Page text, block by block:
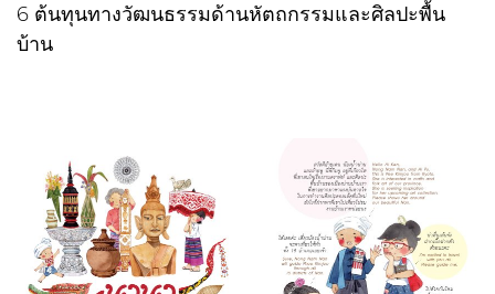
6 ต้นทุนทางวัฒนธรรมด้านหัตถกรรมและศิลปะพื้น
บ้าน